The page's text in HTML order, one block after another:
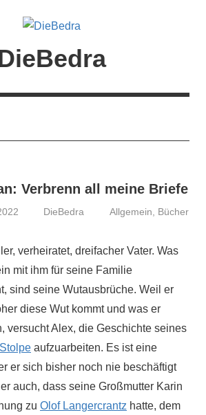
Verbrenn all meine Briefe
DieBedra Allgemein Bücher
verheiratet, dreifacher Vater. Was
mit ihm für seine Familie
sind seine Wutausbrüche. Weil er
diese Wut kommt und was er
versucht Alex, die Geschichte seines
aufzuarbeiten. Es ist eine
er sich bisher noch nie beschäftigt
auch, dass seine Großmutter Karin
zu Olof Langercrantz hatte, dem